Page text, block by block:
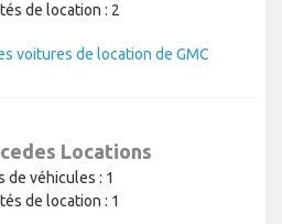
de location : 2
voitures de location de GMC
Locations
de véhicules : 1
de location : 1